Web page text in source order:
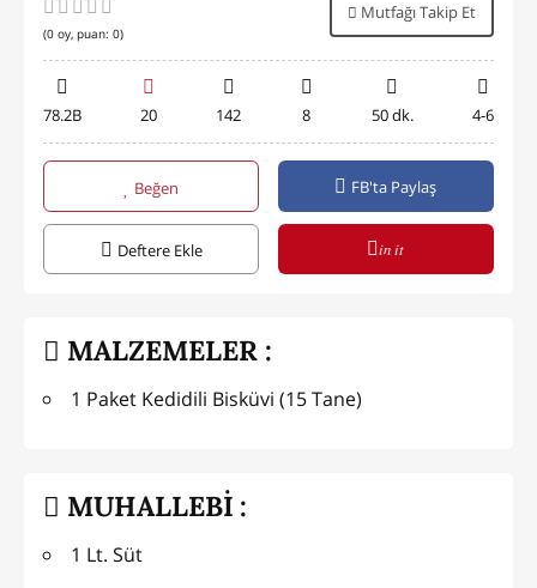
(0 oy, puan: 0)
Mutfağı Takip Et
78.2B 20 142 8 50 dk. 4-6
Beğen FB'ta Paylaş
Deftere Ekle in it
MALZEMELER :
1 Paket Kedidili Bisküvi (15 Tane)
MUHALLEBİ :
1 Lt. Süt